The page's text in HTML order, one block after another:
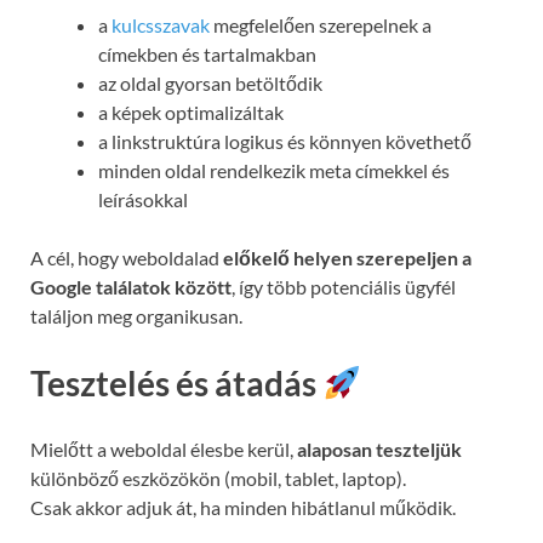
a kulcsszavak megfelelően szerepelnek a
címekben és tartalmakban
az oldal gyorsan betöltődik
a képek optimalizáltak
a linkstruktúra logikus és könnyen követhető
minden oldal rendelkezik meta címekkel és
leírásokkal
A cél, hogy weboldalad előkelő helyen szerepeljen a
Google találatok között, így több potenciális ügyfél
találjon meg organikusan.
Tesztelés és átadás
Mielőtt a weboldal élesbe kerül,alaposan teszteljük
különböző eszközökön (mobil, tablet, laptop).
Csak akkor adjuk át, ha minden hibátlanul működik.